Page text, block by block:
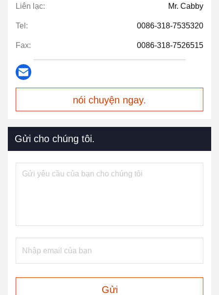
Liên lạc: Mr. Cabby
Tel: 0086-318-7535320
Fax: 0086-318-7526515
nói chuyện ngay.
Gửi cho chúng tôi.
Gửi